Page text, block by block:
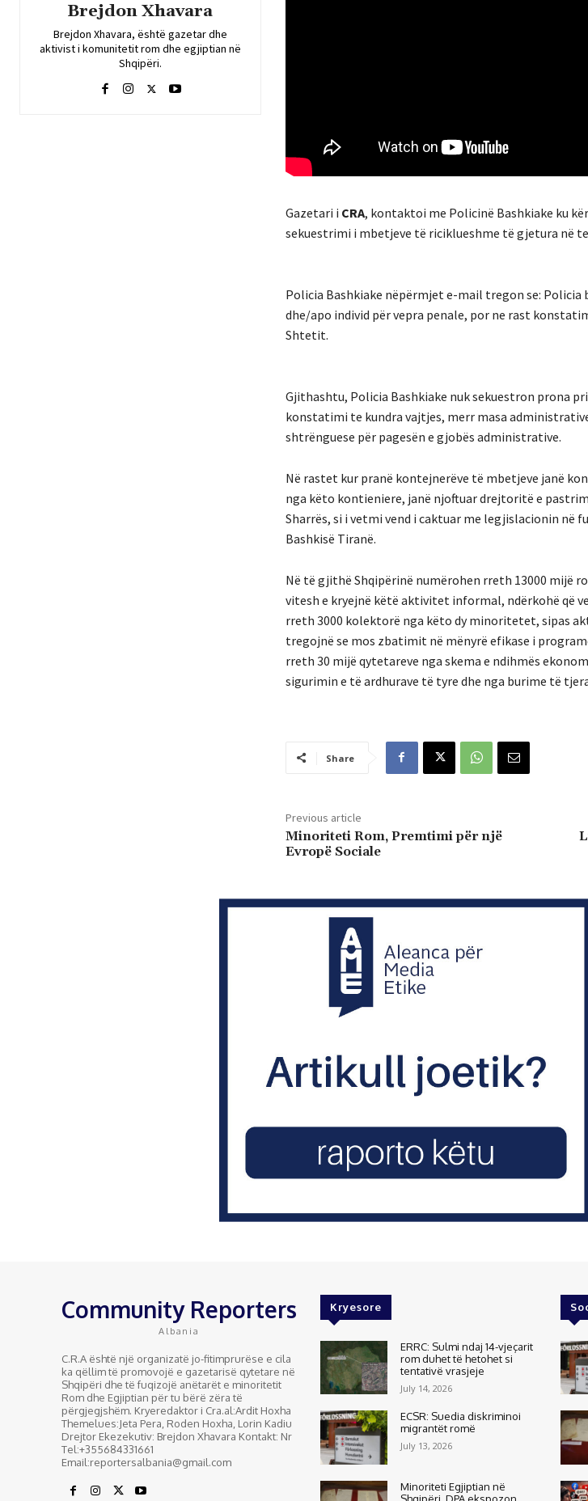
Brejdon Xhavara
Brejdon Xhavara, është gazetar dhe
aktivist i komunitetit rom dhe egjiptian në
Shqipëri.
Gazetari i CRA, kontaktoi me Policinë Bashkiake ku
sekuestrimi i mbetjeve të riciklueshme të gjetura në
Policia Bashkiake nëpërmjet e-mail tregon se: Policia
dhe/apo individ për vepra penale, por ne rast
Shtetit.
Gjithashtu, Policia Bashkiake nuk sekuestron prona
konstatimi te kundra vajtjes, merr masa
shtrënguese për pagesën e gjobës administrative.
Në rastet kur pranë kontejnerëve të mbetjeve janë
nga këto kontieniere, janë njoftuar drejtoritë e
Sharrës, si i vetmi vend i caktuar me legjislacionin në
Bashkisë Tiranë.
Në të gjithë Shqipërinë numërohen rreth 13000 mijë
vitesh e kryejnë këtë aktivitet informal, ndërkohë që
rreth 3000 kolektorë nga këto dy minoritetet, sipas
tregojnë se mos zbatimit në mënyrë efikase i
rreth 30 mijë qytetareve nga skema e ndihmës
sigurimin e të ardhurave të tyre dhe nga burime të
Share
Previous article
Minoriteti Rom, Premtimi për një
Evropë Sociale
Community Reporters
Albania
C.R.A është një organizatë jo-fitimprurëse e cila
ka qëllim të promovojë e gazetarisë qytetare në
Shqipëri dhe të fuqizojë anëtarët e minoritetit
Rom dhe Egjiptian për tu bërë zëra të
përgjegjshëm. Kryeredaktor i Cra.al:Ardit Hoxha
Themelues:Jeta Pera, Roden Hoxha, Lorin Kadiu
Drejtor Ekezekutiv: Brejdon Xhavara Kontakt: Nr
Tel:+355684331661
Email:reportersalbania@gmail.com
Kryesore
ERRC: Sulmi ndaj 14-vjeçarit
rom duhet të hetohet si
tentativë vrasjeje
July 14, 2026
ECSR: Suedia diskriminoi
migrantët romë
July 13, 2026
Minoriteti Egjiptian në